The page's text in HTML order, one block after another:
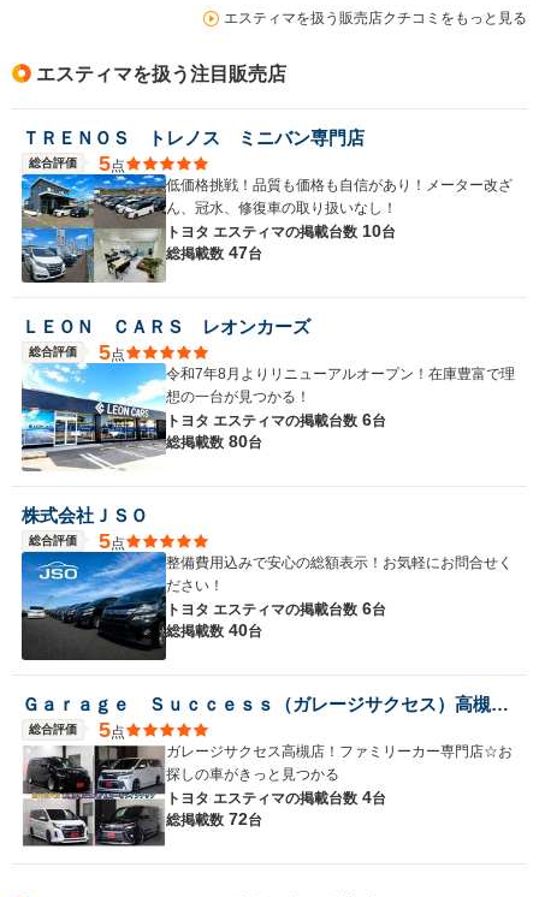
エスティマを扱う販売店クチコミをもっと見る
エスティマを扱う注目販売店
ＴＲＥＮＯＳ トレノス ミニバン専門店
総合評価 5点
低価格挑戦！品質も価格も自信があり！メーター改ざ
ん、冠水、修復車の取り扱いなし！
トヨタ エスティマの掲載台数 10台
総掲載数 47台
ＬＥＯＮ ＣＡＲＳ レオンカーズ
総合評価 5点
令和7年8月よりリニューアルオープン！在庫豊富で理
想の一台が見つかる！
トヨタ エスティマの掲載台数 6台
総掲載数 80台
株式会社ＪＳＯ
総合評価 5点
整備費用込みで安心の総額表示！お気軽にお問合せく
ださい！
トヨタ エスティマの掲載台数 6台
総掲載数 40台
Ｇａｒａｇｅ Ｓｕｃｃｅｓｓ（ガレージサクセス）高槻店 アルファード・ヴェルファイア・ノア・ヴォクシー専門店
総合評価 5点
ガレージサクセス高槻店！ファミリーカー専門店☆お
探しの車がきっと見つかる
トヨタ エスティマの掲載台数 4台
総掲載数 72台